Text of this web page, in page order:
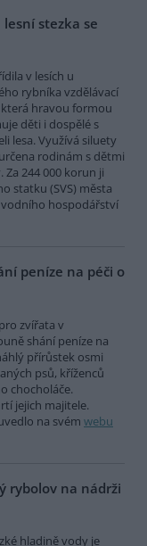
stezka se
v lesích u
rybníka vzdělávací
hravou formou
děti i dospělé s
lesa. Využívá siluety
rodinám s dětmi
244 000 korun ji
statku (SVS) města
vodního hospodářství
peníze na péči o
zvířata v
shání peníze na
přírůstek osmi
psů, kříženců
chocholáče.
jejich majitele.
na svém webu
rybolov na nádrži
hladině vody je